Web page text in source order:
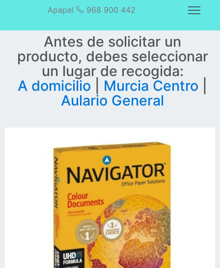
Apapel 968 900 442
Antes de solicitar un
producto, debes seleccionar
un lugar de recogida:
A domicilio
Murcia Centro
Aulario General